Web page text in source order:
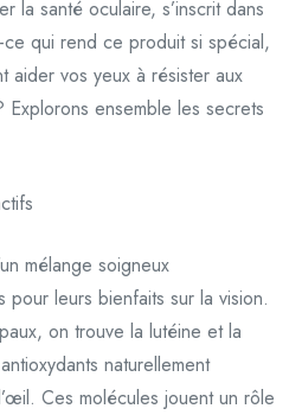
la santé oculaire, s’inscrit dans
ce qui rend ce produit si spécial,
aider vos yeux à résister aux
ensemble les secrets
mélange soigneux
pour leurs bienfaits sur la vision.
on trouve la lutéine et la
naturellement
Ces molécules jouent un rôle